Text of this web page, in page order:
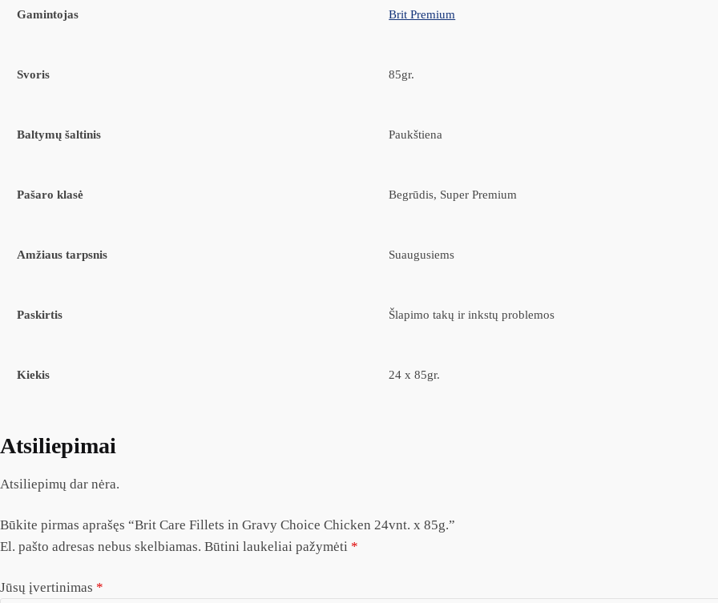
Gamintojas Brit Premium
Svoris 85gr.
Baltymų šaltinis Paukštiena
Pašaro klasė Begrūdis, Super Premium
Amžiaus tarpsnis Suaugusiems
Paskirtis Šlapimo takų ir inkstų problemos
Kiekis 24 x 85gr.
Atsiliepimai
Atsiliepimų dar nėra.
Būkite pirmas aprašęs “Brit Care Fillets in Gravy Choice Chicken 24vnt. x 85g.”
El. pašto adresas nebus skelbiamas. Būtini laukeliai pažymėti *
Jūsų įvertinimas *